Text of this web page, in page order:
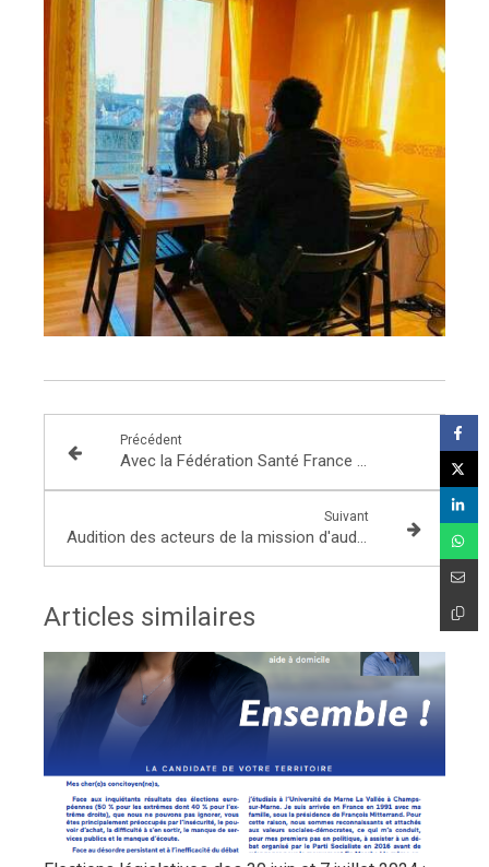
Précédent
Avec la Fédération Santé France Vietnam pour le nouvel an vietnamien !
Suivant
Audition des acteurs de la mission d'audit de la Cour des comptes
Articles similaires